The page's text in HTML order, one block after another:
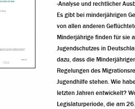
-Analyse und rechtlicher
Es gibt bei minderjährigen
von allen anderen
Minderjährige finden für sie
Jugendschutzes in
dazu, dass die
Regelungen des
Jugendhilfe stehen. Wie
letzten Jahren entwickelt?
Legislaturperiode, die am